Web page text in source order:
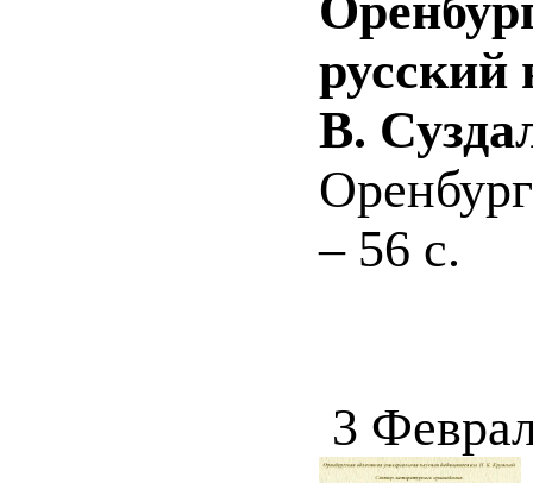
русский
В.
– 56 с.
3